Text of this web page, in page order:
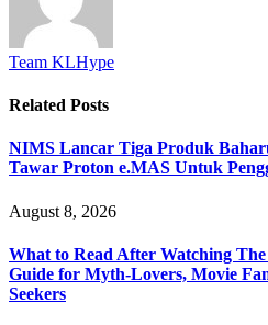
Team KLHype
Related Posts
NIMS Lancar Tiga Produk
Tawar Proton e.MAS Untuk
August 8, 2026
What to Read After Watching The
Guide for Myth-Lovers, Movie
Seekers